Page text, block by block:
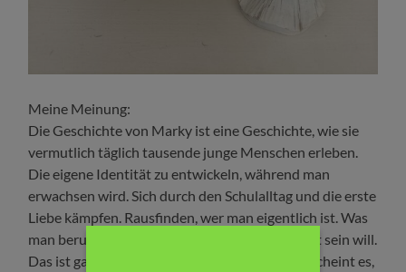
Meine Meinung:
Die Geschichte von Marky ist eine Geschichte, wie sie
vermutlich täglich tausende junge Menschen erleben.
Die eigene Identität zu entwickeln, während man
erwachsen wird. Sich durch den Schulalltag und die erste
Liebe kämpfen. Rausfinden, wer man eigentlich ist. Was
man beruflich machen will. Wer man überhaupt sein will.
Das ist gar nicht so einfach. Umso logischer erscheint es,